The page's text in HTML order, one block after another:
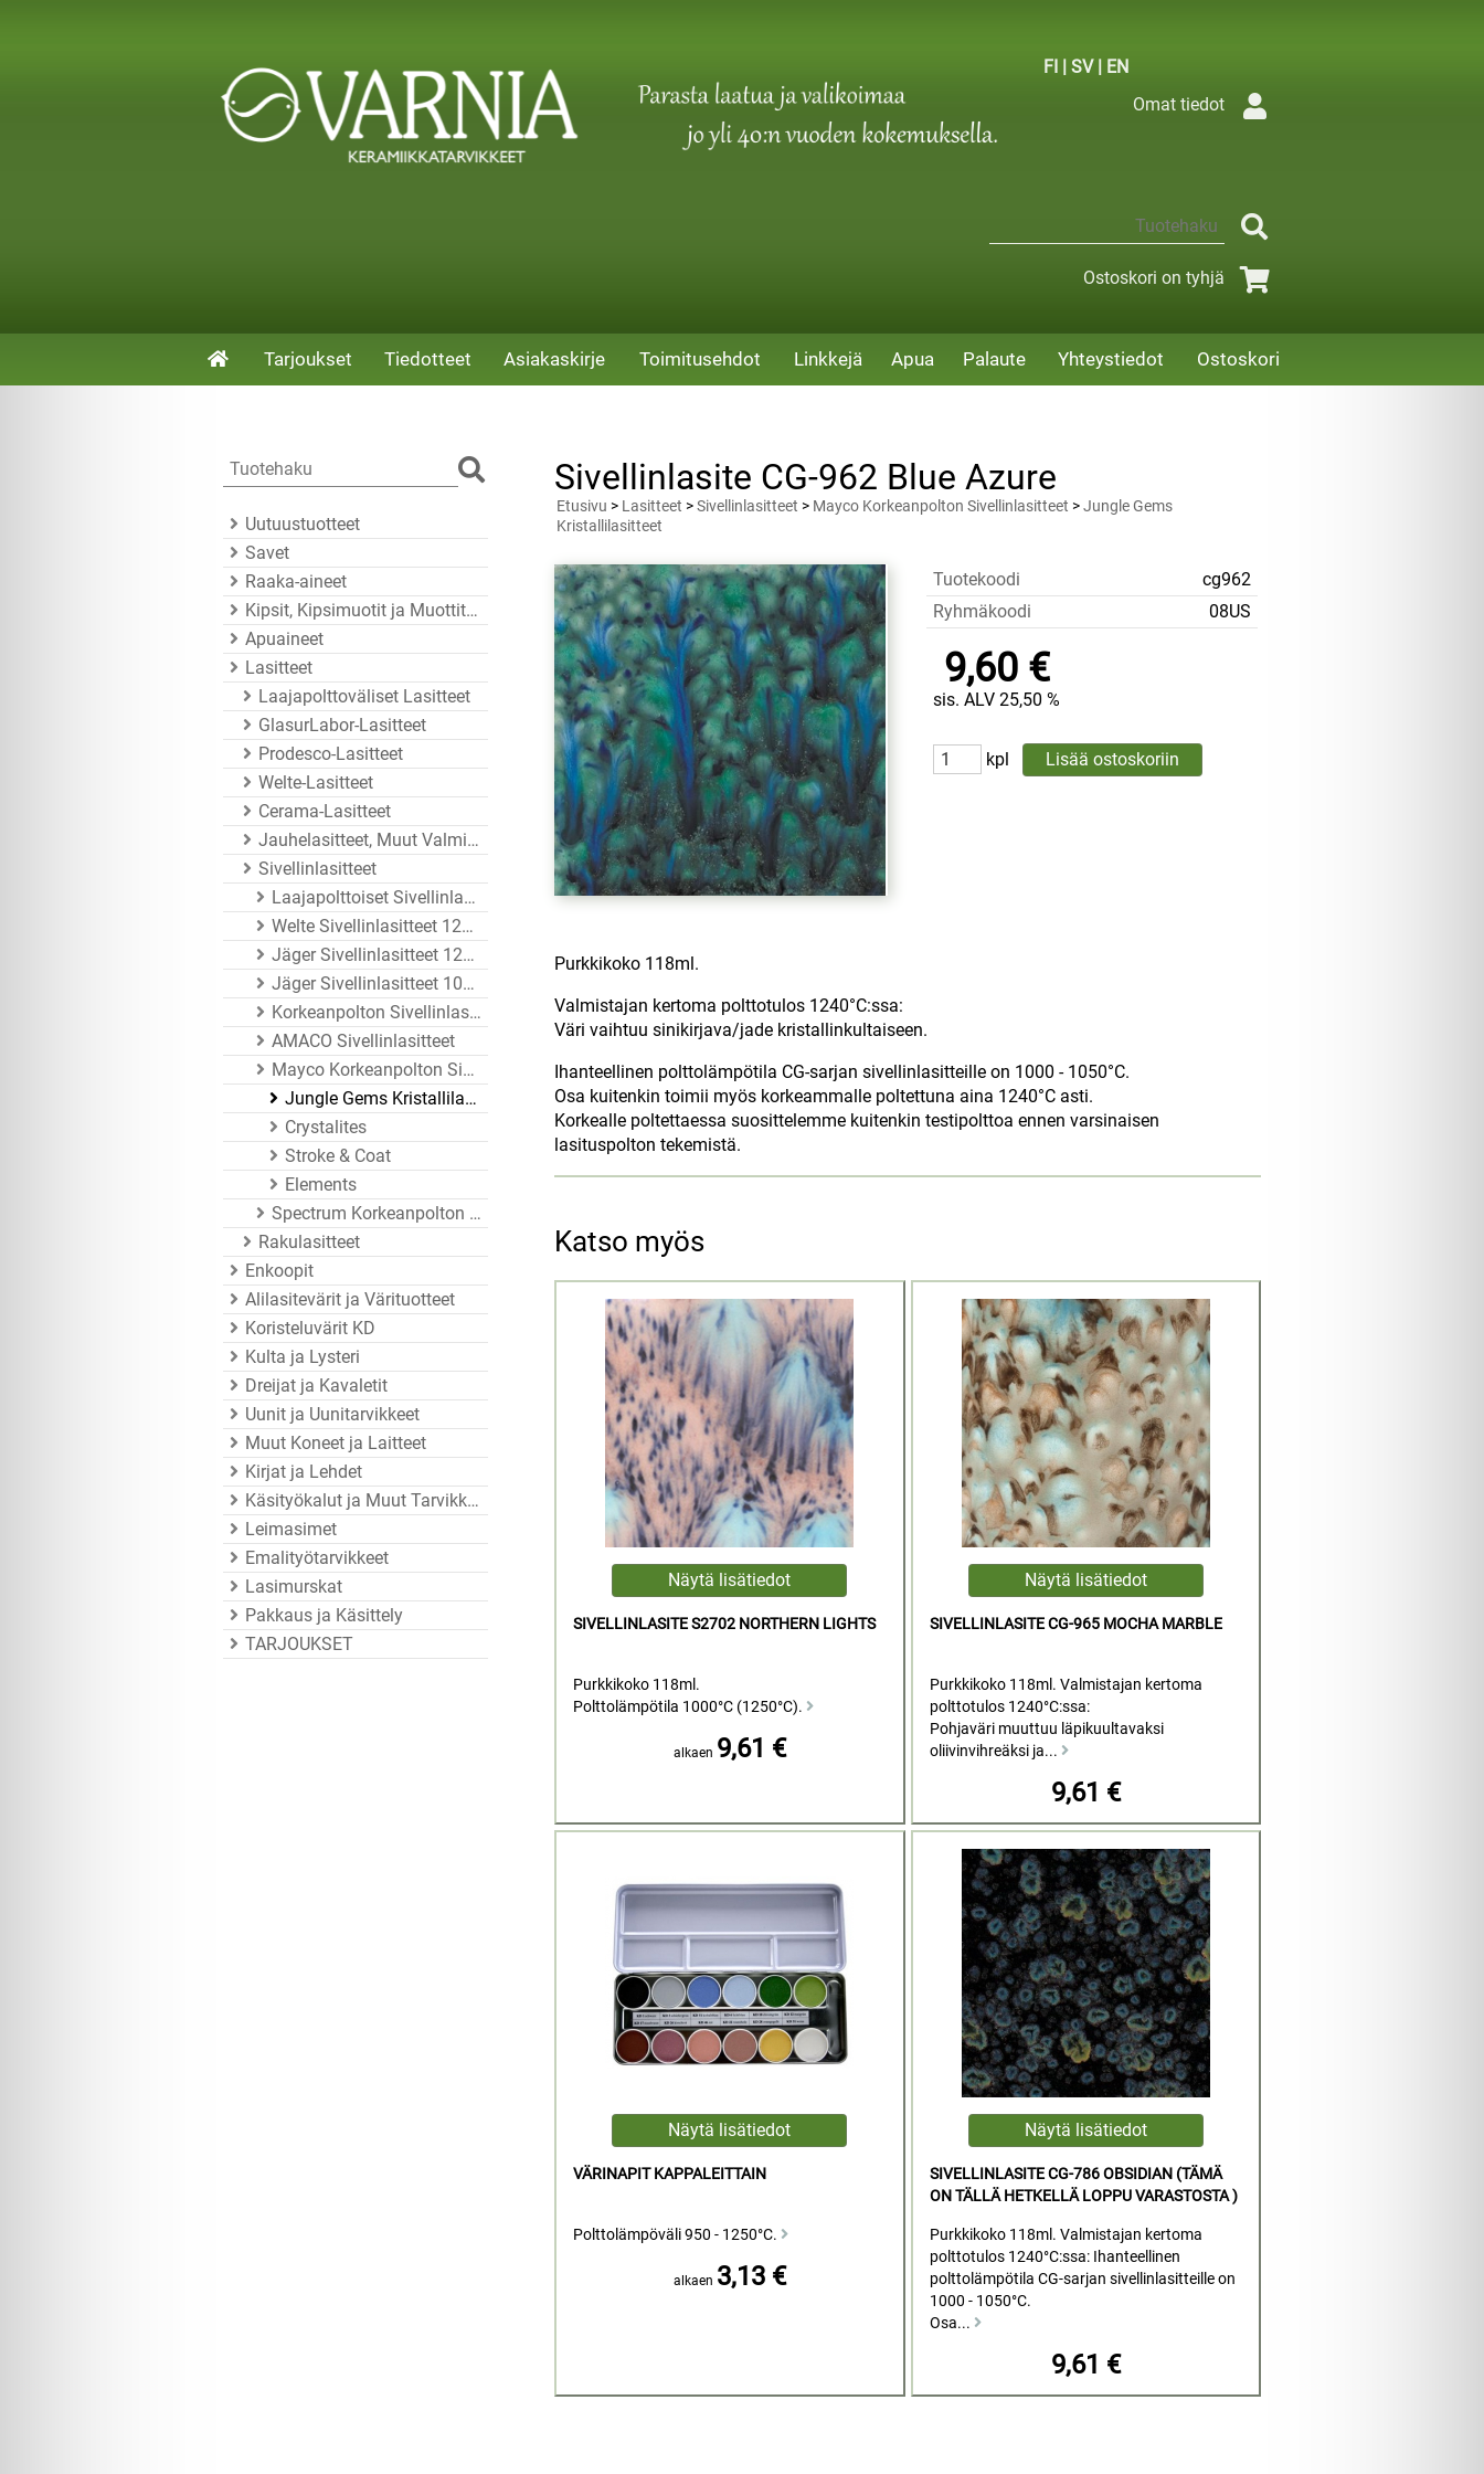
FI | SV| EN
Omat tiedot
Ostoskori on tyhjä
Tarjoukset Tiedotteet Asiakaskirje Toimitusehdot Linkkejä Apua Palaute Yhteystiedot Ostoskori
Uutuustuotteet
Savet
Raaka-aineet
Kipsit, Kipsimuotit ja Muottitarvikkeet
Apuaineet
Lasitteet
Laajapolttoväliset Lasitteet
GlasurLabor-Lasitteet
Prodesco-Lasitteet
Welte-Lasitteet
Cerama-Lasitteet
Jauhelasitteet, Muut Valmistajat
Sivellinlasitteet
Laajapolttoiset Sivellinlasitteet
Welte Sivellinlasitteet 1200 - 1250°C
Jäger Sivellinlasitteet 1200 - 1260°C
Jäger Sivellinlasitteet 1020 - 1080°C
Korkeanpolton Sivellinlasitteet
AMACO Sivellinlasitteet
Mayco Korkeanpolton Sivellinlasitteet
Jungle Gems Kristallilasitteet
Crystalites
Stroke & Coat
Elements
Spectrum Korkeanpolton Sivellinlasitteet
Rakulasitteet
Enkoopit
Alilasitevärit ja Värituotteet
Koristeluvärit KD
Kulta ja Lysteri
Dreijat ja Kavaletit
Uunit ja Uunitarvikkeet
Muut Koneet ja Laitteet
Kirjat ja Lehdet
Käsityökalut ja Muut Tarvikkeet
Leimasimet
Emalityötarvikkeet
Lasimurskat
Pakkaus ja Käsittely
TARJOUKSET
Sivellinlasite CG-962 Blue Azure
Etusivu > Lasitteet >Sivellinlasitteet > Mayco Korkeanpolton Sivellinlasitteet >Jungle Gems
Kristallilasitteet
Tuotekoodi
cg962
Ryhmäkoodi
08US
9,60 €
sis. ALV 25,50 %
kpl
Purkkikoko 118ml.
Valmistajan kertoma polttotulos 1240°C:ssa:
Väri vaihtuu sinikirjava/jade kristallinkultaiseen.
Ihanteellinen polttolämpötila CG-sarjan sivellinlasitteille on 1000 - 1050°C.
Osa kuitenkin toimii myös korkeammalle poltettuna aina 1240°C asti.
Korkealle poltettaessa suosittelemme kuitenkin testipolttoa ennen varsinaisen
lasituspolton tekemistä.
Katso myös
SIVELLINLASITE S2702 NORTHERN LIGHTS
Purkkikoko 118ml.
Polttolämpötila 1000°C (1250°C).
alkaen 9,61 €
SIVELLINLASITE CG-965 MOCHA MARBLE
Purkkikoko 118ml. Valmistajan kertoma
polttotulos 1240°C:ssa:
Pohjaväri muuttuu läpikuultavaksi
oliivinvihreäksi ja...
9,61 €
VÄRINAPIT KAPPALEITTAIN
Polttolämpöväli 950 - 1250°C.
alkaen 3,13 €
SIVELLINLASITE CG-786 OBSIDIAN (TÄMÄ
ON TÄLLÄ HETKELLÄ LOPPU VARASTOSTA )
Purkkikoko 118ml. Valmistajan kertoma
polttotulos 1240°C:ssa: Ihanteellinen
polttolämpötila CG-sarjan sivellinlasitteille on
1000 - 1050°C.
Osa...
9,61 €